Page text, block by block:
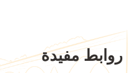
روابط مفيدة